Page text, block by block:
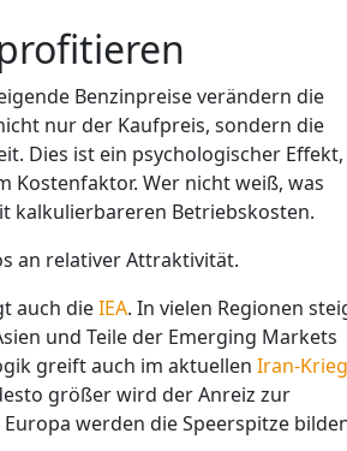
Benzinpreise verändern die
nur der Kaufpreis, sondern die
Dies ist ein psychologischer Effekt,
Wer nicht weiß, was
kalkulierbareren Betriebskosten.
an relativer Attraktivität.
auch dieIEA. In vielen Regionen
und Teile der Emerging Markets
greift auch im aktuellen Iran-Krieg
größer wird der Anreiz zur
werden die Speerspitze